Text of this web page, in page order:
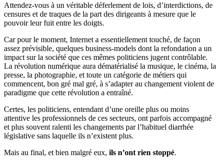
Attendez-vous à un véritable déferlement de lois, d’interdictions, de
censures et de traques de la part des dirigeants à mesure que le
pouvoir leur fuit entre les doigts.
Car pour le moment, Internet a essentiellement touché, de façon
assez prévisible, quelques business-models dont la refondation a un
impact sur la société que ces mêmes politiciens jugent contrôlable.
La révolution numérique aura dématérialisé la musique, le cinéma, la
presse, la photographie, et toute un catégorie de métiers qui
commencent, bon gré mal gré, à s’adapter au changement violent de
paradigme que cette révolution a entraîné.
Certes, les politiciens, entendant d’une oreille plus ou moins
attentive les professionnels de ces secteurs, ont parfois accompagné
et plus souvent ralenti les changements par l’habituel diarrhée
législative sans laquelle ils n’existent plus.
Mais au final, et bien malgré eux, ils n’ont rien stoppé.